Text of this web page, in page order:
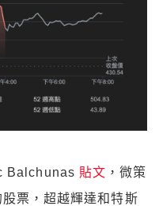
Balchunas 貼文 ，微策
票，超越輝達和特斯